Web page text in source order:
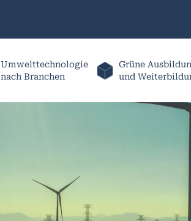
Umwelttechnologie
nach Branchen
Grüne
und